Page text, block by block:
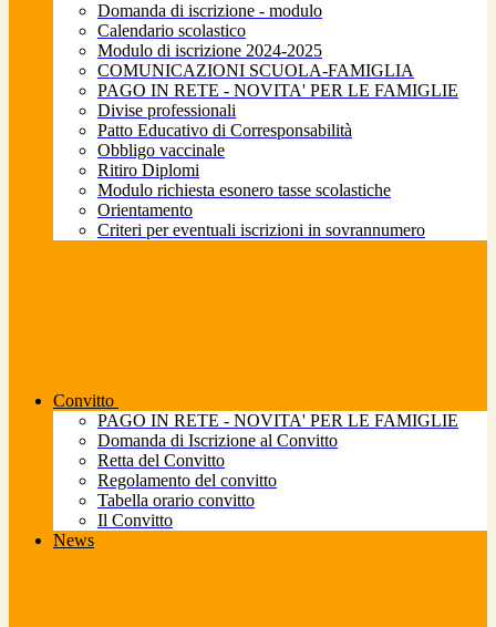
Domanda di iscrizione - modulo
Calendario scolastico
Modulo di iscrizione 2024-2025
COMUNICAZIONI SCUOLA-FAMIGLIA
PAGO IN RETE - NOVITA' PER LE FAMIGLIE
Divise professionali
Patto Educativo di Corresponsabilità
Obbligo vaccinale
Ritiro Diplomi
Modulo richiesta esonero tasse scolastiche
Orientamento
Criteri per eventuali iscrizioni in sovrannumero
Convitto
PAGO IN RETE - NOVITA' PER LE FAMIGLIE
Domanda di Iscrizione al Convitto
Retta del Convitto
Regolamento del convitto
Tabella orario convitto
Il Convitto
News